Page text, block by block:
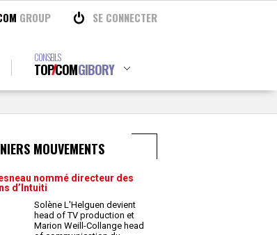
GROUP SE CONNECTER
CONSEILS
TOPCOMGIBORY
MOUVEMENTS
nommé directeur des
d’Intuiti
Solène L'Helguen devient
head of TV production et
Marion Weill-Collange head